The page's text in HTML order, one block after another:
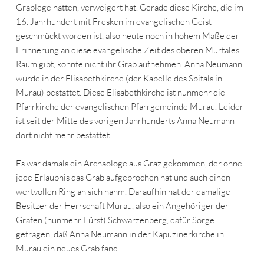
Grablege hatten, verweigert hat. Gerade diese Kirche, die im
16. Jahrhundert mit Fresken im evangelischen Geist
geschmückt worden ist, also heute noch in hohem Maße der
Erinnerung an diese evangelische Zeit des oberen Murtales
Raum gibt, konnte nicht ihr Grab aufnehmen. Anna Neumann
wurde in der Elisabethkirche (der Kapelle des Spitals in
Murau) bestattet. Diese Elisabethkirche ist nunmehr die
Pfarrkirche der evangelischen Pfarrgemeinde Murau. Leider
ist seit der Mitte des vorigen Jahrhunderts Anna Neumann
dort nicht mehr bestattet.
Es war damals ein Archäologe aus Graz gekommen, der ohne
jede Erlaubnis das Grab aufgebrochen hat und auch einen
wertvollen Ring an sich nahm. Daraufhin hat der damalige
Besitzer der Herrschaft Murau, also ein Angehöriger der
Grafen (nunmehr Fürst) Schwarzenberg, dafür Sorge
getragen, daß Anna Neumann in der Kapuzinerkirche in
Murau ein neues Grab fand.